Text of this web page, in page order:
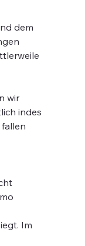
dem
wir
indes
fallen
Im